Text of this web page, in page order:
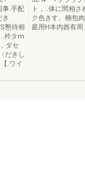
事.手配
き
懇待相
衿タm
ダセ
だきし
.ワイ
ト，..体に間相
ク色きす。梱包
庭用H本内酋有